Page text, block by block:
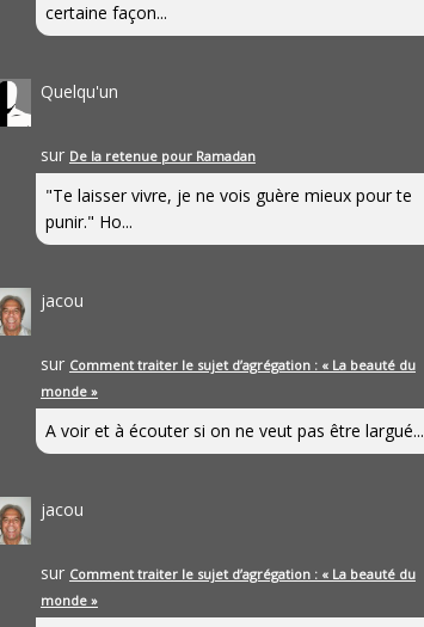
certaine façon...
Quelqu'un
sur De la retenue pour Ramadan
"Te laisser vivre, je ne vois guère mieux pour te
punir." Ho...
jacou
sur Comment traiter le sujet d’agrégation : « La beauté du
monde »
A voir et à écouter si on ne veut pas être largué...
jacou
sur Comment traiter le sujet d’agrégation : « La beauté du
monde »